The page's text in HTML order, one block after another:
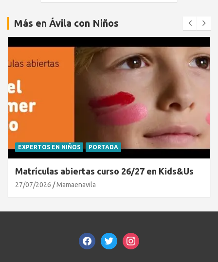
Más en Ávila con Niños
EXPERTOS EN NIÑOS PORTADA
Matrículas abiertas curso 26/27 en Kids&Us
27/07/2026 Mamaenavila
facebooktwitterinstagram